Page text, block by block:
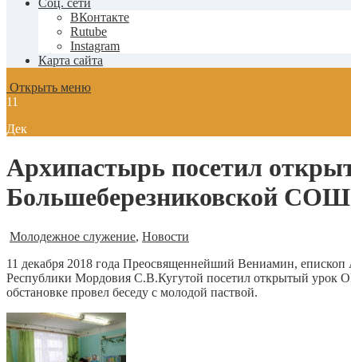
Соц. сети
ВКонтакте
Rutube
Instagram
Карта сайта
Открыть меню
11
Дек
Архипастырь посетил
Большеберезниковской
Молодежное служение, Новости
11 декабря 2018 года Преосвященнейший Вениамин,
Республики Мордовия С.В.Кугутой посетил открытый урок
обстановке провел беседу с молодой паствой.